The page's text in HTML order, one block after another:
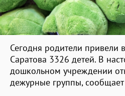
Сегодня родители привели
Саратова 3326 детей. В
дошкольном учреждении
дежурные группы,